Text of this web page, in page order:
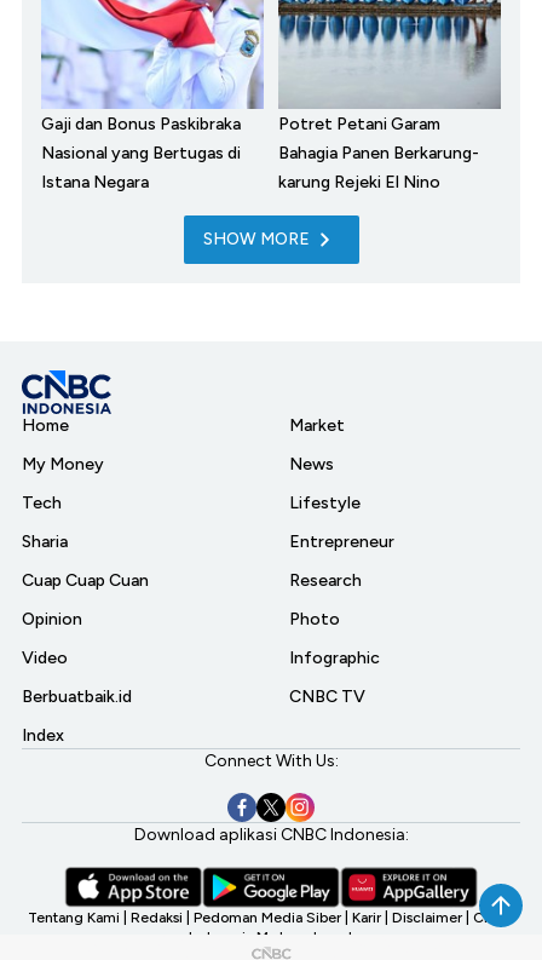
Gaji dan Bonus Paskibraka
Nasional yang Bertugas di
Istana Negara
Potret Petani Garam
Bahagia Panen Berkarung-
karung Rejeki El Nino
SHOW MORE
Home
My Money
Tech
Sharia
Cuap Cuap Cuan
Opinion
Video
Berbuatbaik.id
Index
Market
News
Lifestyle
Entrepreneur
Research
Photo
Infographic
CNBC TV
Connect With Us:
Download aplikasi CNBC Indonesia:
Tentang Kami Redaksi Pedoman Media Siber Karir Disclaimer CNBC
Indonesia My Investment